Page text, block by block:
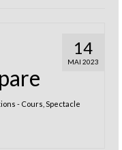
14
MAI 2023
- Cours Spectacle